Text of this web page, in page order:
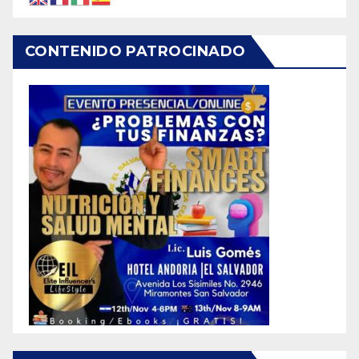
CONTENIDO PATROCINADO